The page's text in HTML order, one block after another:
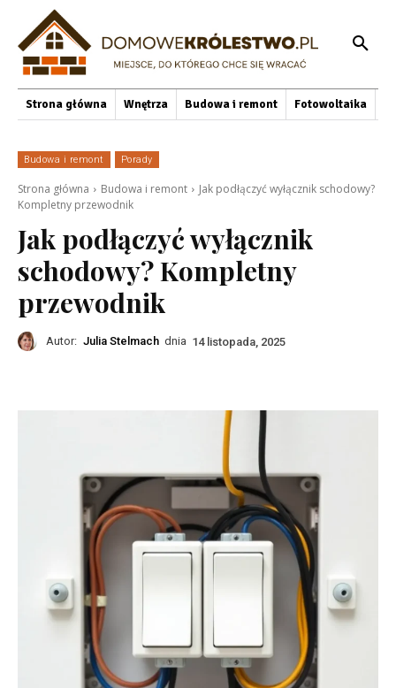
Strona główna Wnętrza Budowa i remont Fotowoltaika
Budowa i remont Porady
Strona główna Budowa i remont
Jak podłączyć wyłącznik schodowy?
Kompletny przewodnik
Jak podłączyć wyłącznik
schodowy? Kompletny
przewodnik
Autor: Julia Stelmach dnia 14 listopada, 2025